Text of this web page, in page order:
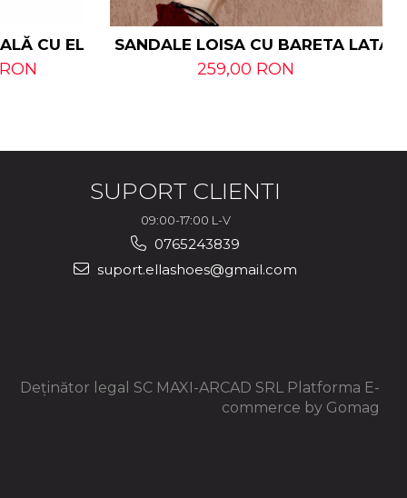
CU ELASTICSANDALE LOISA CU BARETA LATA
259,00 RON
SUPORT CLIENTI
09:00-17:00 L-V
0765243839
suport.ellashoes@gmail.com
Deținător legal SC MAXI-ARCAD SRL
Platforma E-
commerce by Gomag